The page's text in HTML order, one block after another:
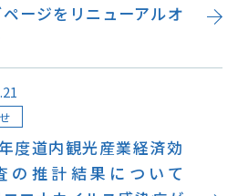
ージをリニューアルオ
度道内観光産業経済効
の推計結果について